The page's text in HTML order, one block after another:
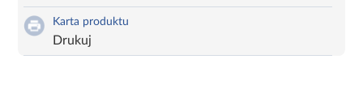
Karta produktu
Drukuj